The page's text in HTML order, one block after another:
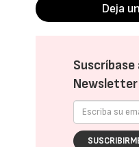
Deja